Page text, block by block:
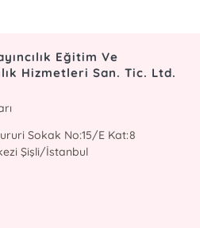
Eğitim Ve
Hizmetleri San. Tic. Ltd.
Sokak No:15/E Kat:8
Şişli/İstanbul